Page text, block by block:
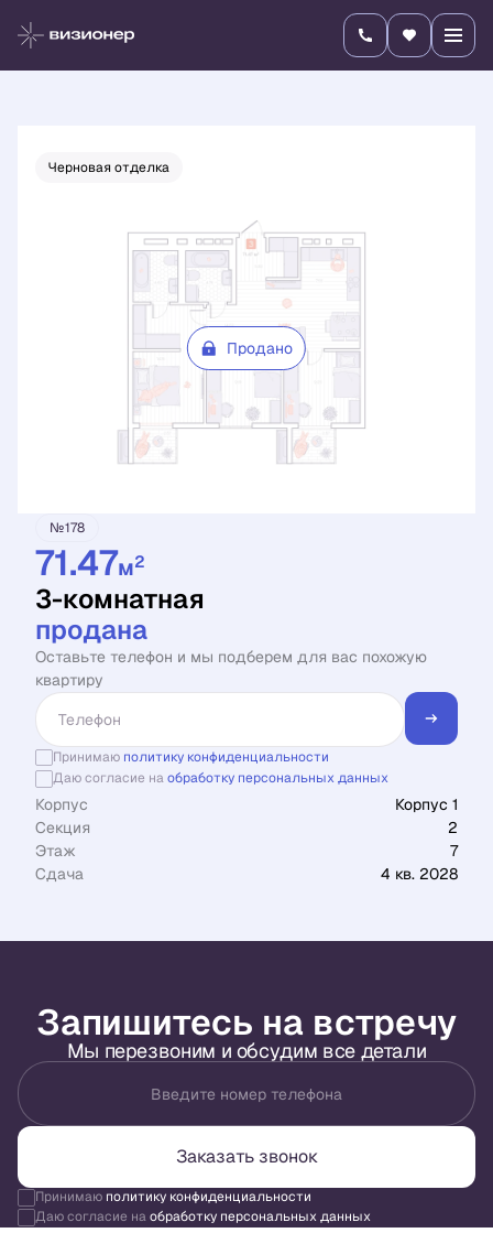
3-комнатная Цена по запросу
Черновая отделка
Продано
№178
71.47м2
3-комнатная
продана
Оставьте телефон и мы подберем для вас похожую
квартиру
Принимаю политику конфиденциальности
Даю согласие наобработку персональных данных
Корпус
Корпус 1
Секция
2
Этаж
7
Сдача
4 кв. 2028
Запишитесь на встречу
Мы перезвоним и обсудим все детали
Введите номер телефона
Заказать звонок
Принимаю политику конфиденциальности
Даю согласие наобработку персональных данных